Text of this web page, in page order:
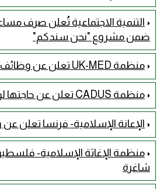
ضمن مشروع "نحن سندكم"
منظمة UK-MED تعلن عن وظائف شاغرة
منظمة CADUS تعلن عن حاجتها لوظائف شاغرة
الإعانة الإسلامية- فرنسا تعلن
منظمة الإغاثة الإسلامية-
شاغرة